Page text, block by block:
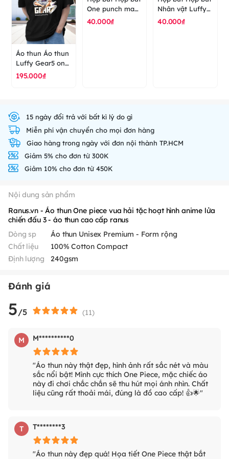
Áo thun Áo thun
Luffy Gear5 one
piece anime
195.000₫
One punch man
anime hoạt hình
40.000₫
Nhân vật Luffy
gear 5 One
40.000₫
15 ngày đổi trả với bất kì lý do gì
Miễn phí vận chuyển cho mọi đơn hàng
Giao hàng trong ngày với đơn nội thành TP.HCM
Giảm 5% cho đơn từ 300K
Giảm 10% cho đơn từ 450K
Nội dung sản phẩm
Ranus.vn - Áo thun One piece vua hải tặc hoạt hình anime lửa
chiến đấu 3 - áo thun cao cấp ranus
Dòng sp
Áo thun Unisex Premium - Form rộng
Chất liệu
100% Cotton Compact
Định lượng
240gsm
Đánh giá
5/5 (11)
M M**********0
"Áo thun này thật đẹp, hình ảnh rất sắc nét và màu
sắc nổi bật! Mình cực thích One Piece, mặc chiếc áo
này đi chơi chắc chắn sẽ thu hút mọi ánh nhìn. Chất
liệu cũng rất thoải mái, đúng là đồ cao cấp! 👍🌟"
T T********3
"Áo thun này đẹp quá! Họa tiết One Piece thật bắt